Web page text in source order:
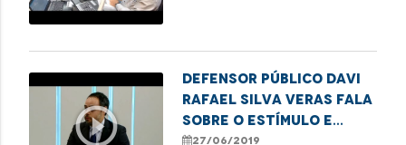
play_circle_outline
Defensor público Davi
Rafael Silva Veras fala
sobre o estímulo e
implementação da Lei
27/06/2019